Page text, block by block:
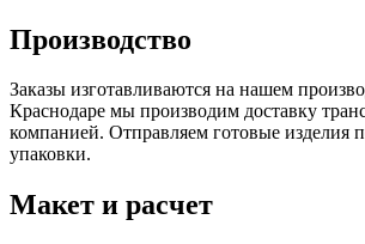
Производство
Заказы изготавливаются на нашем
Краснодаре мы производим доставку
компанией. Отправляем готовые изделия
упаковки.
Макет и расчет